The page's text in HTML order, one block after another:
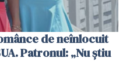
de neînlocuit
Patronul: „Nu știu